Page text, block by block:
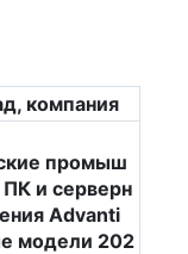
компания
промыш
и серверн
Advanti
модели 202